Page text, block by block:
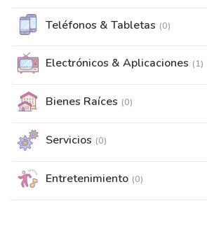
Teléfonos & Tabletas (0)
Electrónicos & Aplicaciones (1)
Bienes Raíces (0)
Servicios (0)
Entretenimiento (0)